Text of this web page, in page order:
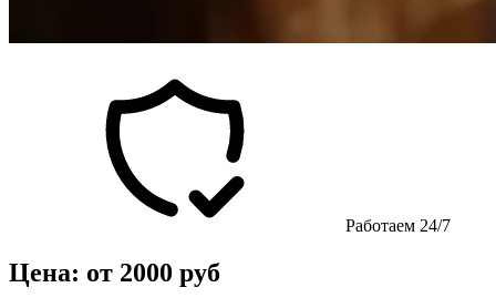
Работаем 24/7
Цена: от 2000 руб